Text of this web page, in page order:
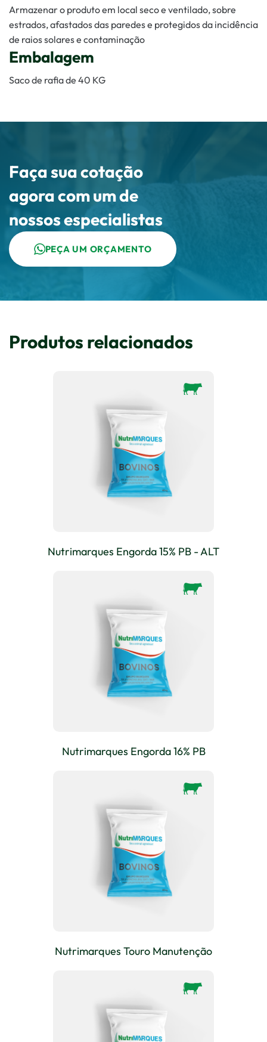
Armazenar o produto em local seco e ventilado, sobre
estrados, afastados das paredes e protegidos da incidência
de raios solares e contaminação
Embalagem
Saco de rafia de 40 KG
Faça sua cotação
agora com um de
nossos especialistas
PEÇA UM ORÇAMENTO
Produtos relacionados
Nutrimarques Engorda 15% PB - ALT
Nutrimarques Engorda 16% PB
Nutrimarques Touro Manutenção